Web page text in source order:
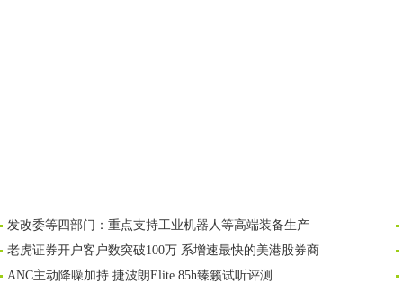
发改委等四部门：重点支持工业机器人等高端装备生产
老虎证券开户客户数突破100万 系增速最快的美港股券商
ANC主动降噪加持 捷波朗Elite 85h臻籁试听评测